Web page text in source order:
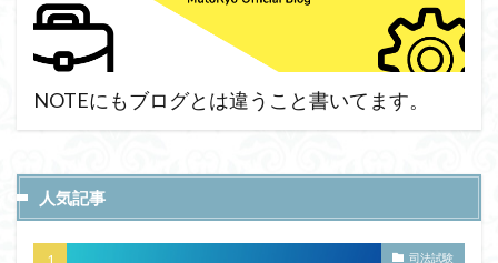
NOTEにもブログとは違うこと書いてます。
人気記事
司法試験